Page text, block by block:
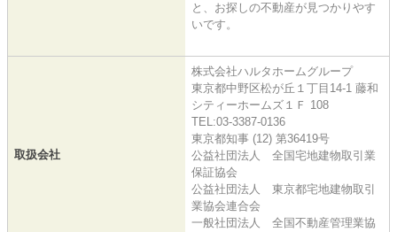
と、お探しの不動産が見つかりやす
いです。
取扱会社
株式会社ハルタホームグループ
東京都中野区松が丘１丁目14-1 藤和
シティーホームズ１Ｆ 108
TEL:03-3387-0136
東京都知事 (12) 第36419号
公益社団法人 全国宅地建物取引業
保証協会
公益社団法人 東京都宅地建物取引
業協会連合会
一般社団法人 全国不動産管理業協